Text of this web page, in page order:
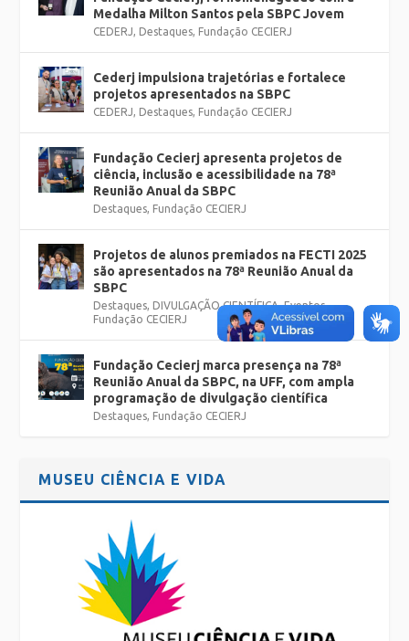
Medalha Milton Santos pela SBPC Jovem
CEDERJ, Destaques, Fundação CECIERJ
Cederj impulsiona trajetórias e fortalece
projetos apresentados na SBPC
CEDERJ, Destaques, Fundação CECIERJ
Fundação Cecierj apresenta projetos de
ciência, inclusão e acessibilidade na 78ª
Reunião Anual da SBPC
Destaques, Fundação CECIERJ
Projetos de alunos premiados na FECTI 2025
são apresentados na 78ª Reunião Anual da
SBPC
Destaques, DIVULGAÇÃO CIENTÍFICA,Eventos,
Fundação CECIERJ
Fundação Cecierj marca presença na 78ª
Reunião Anual da SBPC, na UFF, com ampla
programação de divulgação científica
Destaques, Fundação CECIERJ
MUSEU CIÊNCIA E VIDA